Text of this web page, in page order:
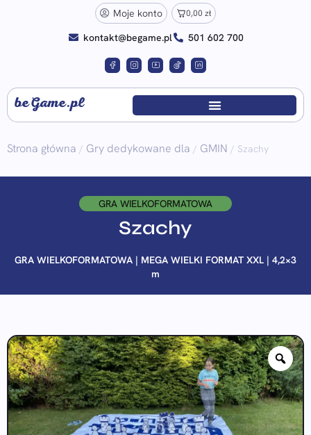
Moje konto 0,00 zł
kontakt@begame.pl 501 602 700
beGame.pl
Strona główna / Gry dedykowane dla / GMIN / Szachy
GRA WIELKOFORMATOWA
Szachy
GRA WIELKOFORMATOWA | MEGA WIELKI FORMAT XXL | 4,2×3
m